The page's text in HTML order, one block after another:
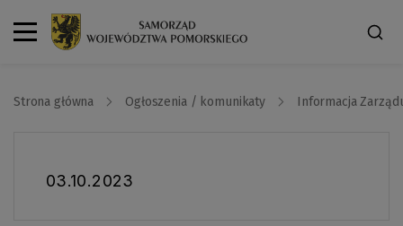
Strona główna Ogłoszenia / komunikaty Informacja
03.10.2023